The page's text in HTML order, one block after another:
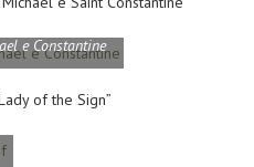
e Constantine
of the Sign”